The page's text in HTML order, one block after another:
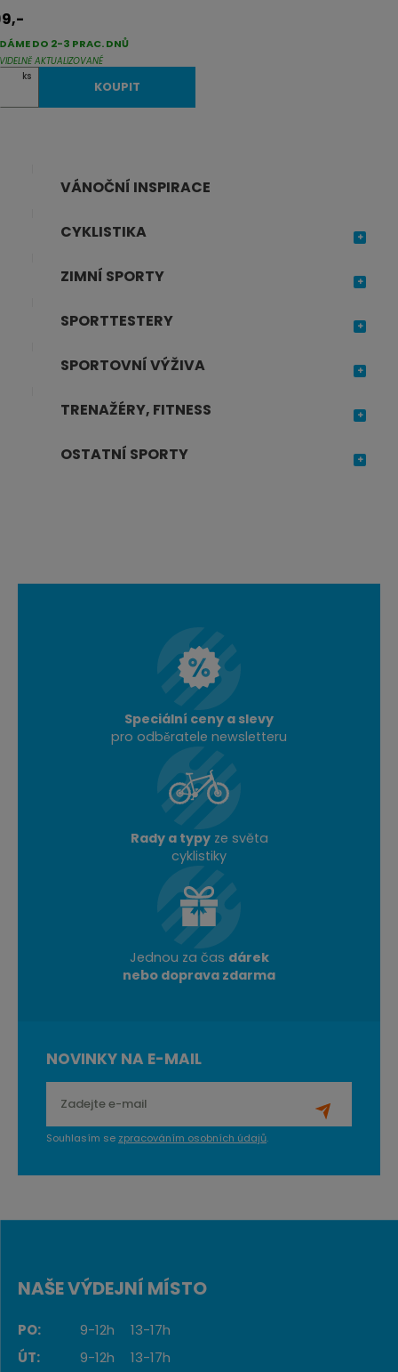
ks
KOUPIT
DO 2-3 PRAC. DNŮ
AKTUALIZOVANÉ
VÁNOČNÍ INSPIRACE
CYKLISTIKA
ZIMNÍ SPORTY
SPORTTESTERY
SPORTOVNÍ VÝŽIVA
TRENAŽÉRY, FITNESS
OSTATNÍ SPORTY
Speciální ceny a slevy
pro odběratele newsletteru
Rady a typyze světa
cyklistiky
Jednou za čas dárek
nebo doprava zdarma
NOVINKY NA E-MAIL
Souhlasím se zpracováním osobních údajů.
NAŠE VÝDEJNÍ MÍSTO
PO: 9-12h
13-17h
ÚT:
9-12h
13-17h